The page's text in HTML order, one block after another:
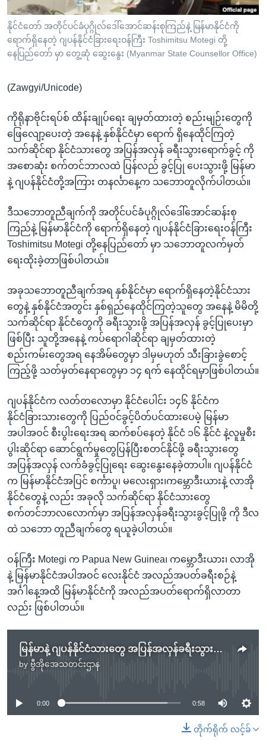
ကျော်
ကြည့်
ရန်
ရှာဖွေ
နေရာ
ကျော်
ရန်
ဘာသာစကားများ
နိုင်ငံတော် အတိုင်ပင်ခံပုဂ္ဂိုလ်ဒေါ်အောင်ဆန်းစုကြည်နဲ့ မြန်မာနိုင်ငံကို
ရောက်ရှိနေတဲ့ ဂျပန်နိုင်ငံခြားရေးဝန်ကြီး Toshimitsu Motegi တို့
နေပြည်တော် မှာ တွေ့ဆုံ ဆွေးနွေး (Myanmar State Counsellor Office)
(Zawgyi/Unicode)
ကိုရိုနာဗိုင်းရပ်စ် ထိန်းချုပ်ရေး ချမှတ်ထားတဲ့ စည်းမျဉ်းတွေကို
ဖြေလျော့ပေးတဲ့ အနေနဲ့ နှစ်နိုင်ငံမှာ ရောက် ရှိနေထိုင်ကြတဲ့
သက်ဆိုင်ရာ နိုင်ငံသားတွေ အပြန်အလှန် ခရီးသွားရောက်ခွင့် ကို
အစောဆုံး စက်တင်ဘာလထဲ ပြန်လည် ခွင့်ပြု ပေးသွားဖို့ မြန်မာ
နဲ့ ဂျပန်နိုင်ငံတို့အကြား တနင်္လာနေ့က သဘောတူလိုက်ပါတယ်။
ဒီသဘောတူညီချက်ကို အတိုင်ပင်ခံပုဂ္ဂိုလ်ဒေါ်အောင်ဆန်းစု
ကြည်နဲ့ မြန်မာနိုင်ငံကို ရောက်ရှိနေတဲ့ ဂျပန်နိုင်ငံခြားရေးဝန်ကြီး
Toshimitsu Motegi တို့နေပြည်တော် မှာ သဘောတူလက်မှတ်
ရေးထိုးခဲ့တာဖြစ်ပါတယ်။
အခုသဘောတူညီချက်အရ နှစ်နိုင်ငံမှာ ရောက်ရှိနေတဲ့နိုင်ငံသား
တွေနဲ့ နှစ်နိုင်ငံအတွင်း နှစ်ရှည်နေထိုင်ကြတဲ့သူတွေ အနေနဲ့ မိမိတို့
သက်ဆိုင်ရာ နိုင်ငံတွေကို ခရီးသွားဖို့ အပြန်အလှန် ခွင့်ပြုပေးမှာ
ဖြစ်ပြီး သူတို့အနေနဲ့ ကပ်ရောဂါဆိုင်ရာ ချမှတ်ထားတဲ့
စည်းကမ်းတွေအရ နေအိမ်တွေမှာ ဒါမှမဟုတ် သီးခြားခွဲစောင့်
ကြည့်ဖို့ သတ်မှတ်နေရာတွေမှာ ၁၄ ရက် နေထိုင်ရမှာဖြစ်ပါတယ်။
ဂျပန်နိုင်ငံက လတ်တလောမှာ နိုင်ငံပေါင်း ၁၄၆ နိုင်ငံက
နိုင်ငံခြားသားတွေကို ပြည်ဝင်ခွင့်ပိတ်ပင်ထားပေမဲ့ မြန်မာ
အပါအဝင် စီးပွါးရေးအရ ဆက်စပ်နေတဲ့ နိုင်ငံ ၁၆ နိုင်ငံ နဲ့လူမှုစီး
ပွါးဆိုင်ရာ ဆောင်ရွက်မှုတွေပြန်ပြီးစတင်နိုင်ဖို့ ခရီးသွားတွေ
အပြန်အလှန် လက်ခံခွင့်ပြုရေး ဆွေးနွေးနေခဲ့တာပါ။ ဂျပန်နိုင်ငံ
က မြန်မာနိုင်ငံအပြင် စင်္ကာပူ၊ မလေးရှား၊ကမ္ဘောဒီးယားနဲ့ လာအို
နိုင်ငံတွေနဲ့ လည်း အခုလို သက်ဆိုင်ရာ နိုင်ငံသားတွေ
စက်တင်ဘာလလောက်မှာ အပြန်အလှန်ခရီးသွားခွင့်ပြုဖို့ ကို ဒီလ
ထဲ သဘော တူညီချက်တွေ ရယူခဲ့ပါတယ်။
ဝန်ကြီး Motegi က Papua New Guinea၊ ကမ္ဘောဒီးယား၊ လာအို
နဲ့ မြန်မာနိုင်ငံအပါအဝင် လေးနိုင်ငံ အလည်အပတ်ခရီးစဉ်နဲ့
အင်္ဂါနေ့အထိ မြန်မာနိုင်ငံကို အလည်အပတ်ရောက်ရှိလာတာ
လည်း ဖြစ်ပါတယ်။
မြန်မာနဲ့ ဂျပန်နိုင်ငံသားတွေ အပြန်အလှန်ခရီးသွားခွင့် ရှေ့လမှာ စတင်ခွင့်ပြုမည်
by ဗွီအိုအေသတင်းဌာန
No media source currently available
0:00 0:58
တိုက်ရိုက် လင့်ခ်